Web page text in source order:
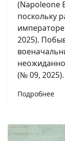
(Napoleone
поскольку
2025).
(№ 09, 2025).
Подробнее